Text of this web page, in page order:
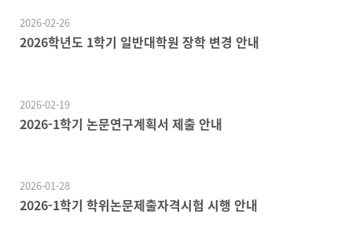
2026-02-26
2026학년도 1학기 일반대학원 장학 변경 안내
2026-02-19
2026-1학기 논문연구계획서 제출 안내
2026-01-28
2026-1학기 학위논문제출자격시험 시행 안내